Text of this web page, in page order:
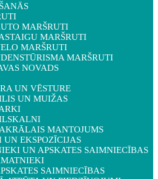
MARŠRUTI
MARŠRUTI
MARŠRUTI
MARŠRUTI
NOVADS
UN VĒSTURE
UN MUIŽAS
MANTOJUMS
UN EKSPOZĪCIJAS
UN APSKATES SAIMNIECĪBAS
SAIMNIECĪBAS